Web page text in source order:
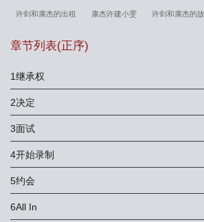
许剑和康杰的出租 康杰许建小雯 许剑和康杰的
章节列表(正序)
1继承权
2决定
3面试
4开始录制
5约会
6All In